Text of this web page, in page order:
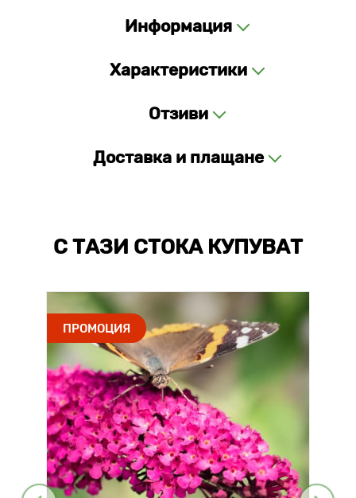
Информация
Характеристики
Отзиви
Доставка и плащане
С ТАЗИ СТОКА КУПУВАТ
ПРОМОЦИЯ